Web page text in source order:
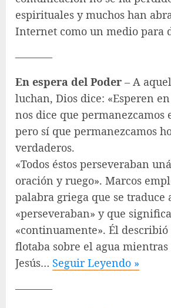
espirituales y muchos han
Internet como un medio para
———–
En espera del Poder – A
luchan, Dios dice: «Esperen
nos dice que permanezcamos
pero sí que permanezcamos
verdaderos.
«Todos éstos perseveraban
oración y ruego». Marcos
palabra griega que se traduce
«perseveraban» y que
«continuamente». Él
flotaba sobre el agua mientras
Jesús… Seguir Leyendo »
———–